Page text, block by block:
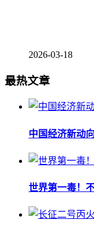
2026-03-18
最热文章
中国经济新动
世界第一毒！